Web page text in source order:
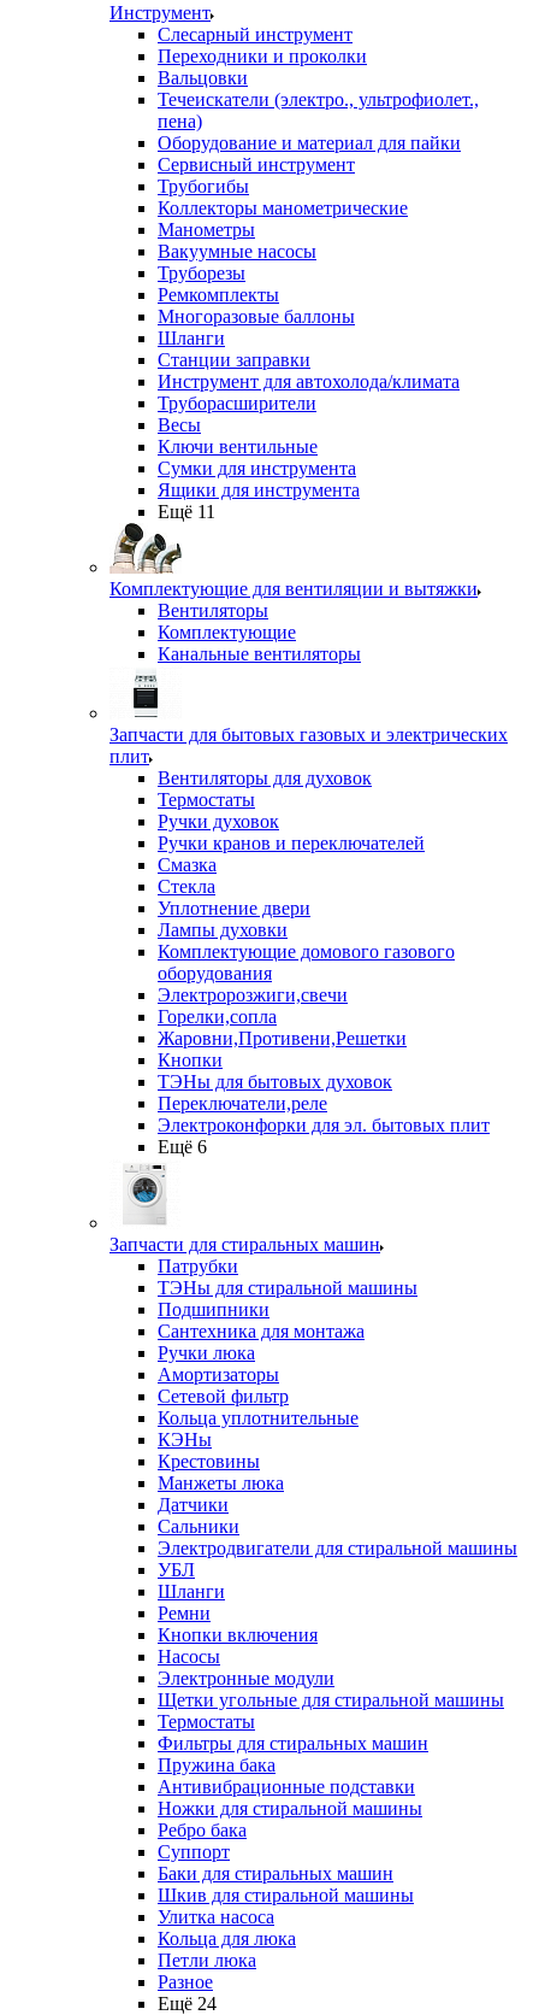
Инструмент
Слесарный инструмент
Переходники и проколки
Вальцовки
Течеискатели (электро., ультрофиолет.,
пена)
Оборудование и материал для пайки
Сервисный инструмент
Трубогибы
Коллекторы манометрические
Манометры
Вакуумные насосы
Труборезы
Ремкомплекты
Многоразовые баллоны
Шланги
Станции заправки
Инструмент для автохолода/климата
Труборасширители
Весы
Ключи вентильные
Сумки для инструмента
Ящики для инструмента
Ещё 11
Комплектующие для вентиляции и вытяжки
Вентиляторы
Комплектующие
Канальные вентиляторы
Запчасти для бытовых газовых и электрических
плит
Вентиляторы для духовок
Термостаты
Ручки духовок
Ручки кранов и переключателей
Смазка
Стекла
Уплотнение двери
Лампы духовки
Комплектующие домового газового
оборудования
Электророзжиги,свечи
Горелки,сопла
Жаровни,Противени,Решетки
Кнопки
ТЭНы для бытовых духовок
Переключатели,реле
Электроконфорки для эл. бытовых плит
Ещё 6
Запчасти для стиральных машин
Патрубки
ТЭНы для стиральной машины
Подшипники
Сантехника для монтажа
Ручки люка
Амортизаторы
Сетевой фильтр
Кольца уплотнительные
КЭНы
Крестовины
Манжеты люка
Датчики
Сальники
Электродвигатели для стиральной машины
УБЛ
Шланги
Ремни
Кнопки включения
Насосы
Электронные модули
Щетки угольные для стиральной машины
Термостаты
Фильтры для стиральных машин
Пружина бака
Антивибрационные подставки
Ножки для стиральной машины
Ребро бака
Суппорт
Баки для стиральных машин
Шкив для стиральной машины
Улитка насоса
Кольца для люка
Петли люка
Разное
Ещё 24